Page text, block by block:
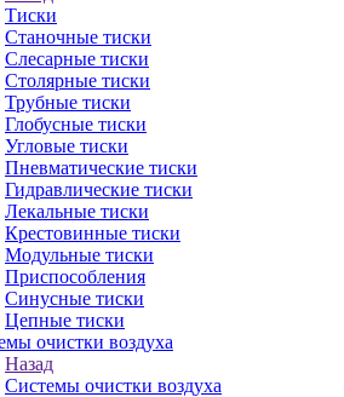
Тиски
Станочные тиски
Слесарные тиски
Столярные тиски
Трубные тиски
Глобусные тиски
Угловые тиски
Пневматические тиски
Гидравлические тиски
Лекальные тиски
Крестовинные тиски
Модульные тиски
Приспособления
Синусные тиски
Цепные тиски
очистки воздуха
Назад
Системы очистки воздуха